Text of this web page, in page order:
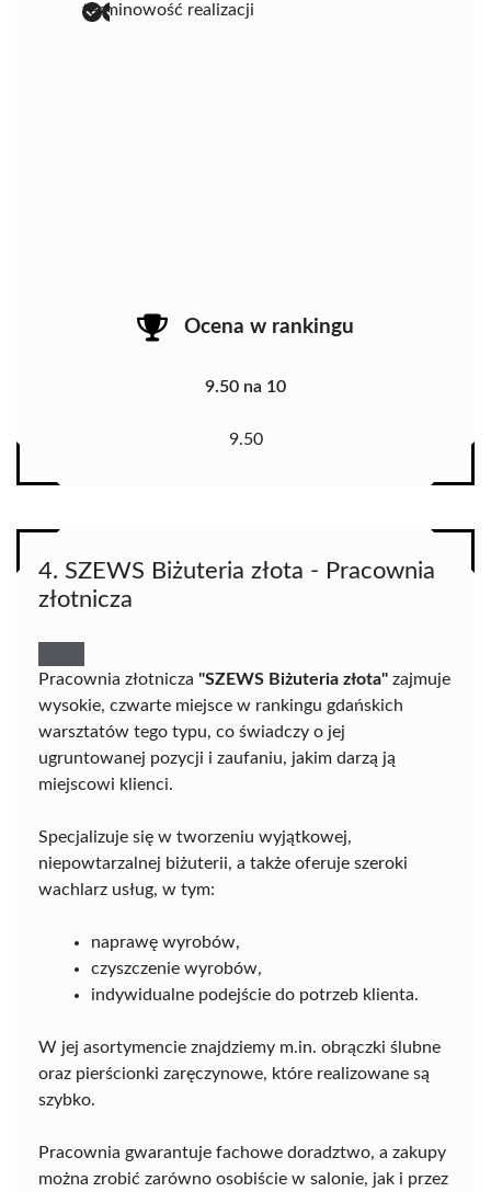
terminowość realizacji
Ocena w rankingu
9.50 na 10
9.50
4. SZEWS Biżuteria złota - Pracownia
złotnicza
Pracownia złotnicza "SZEWS Biżuteria złota" zajmuje
wysokie, czwarte miejsce w rankingu gdańskich
warsztatów tego typu, co świadczy o jej
ugruntowanej pozycji i zaufaniu, jakim darzą ją
miejscowi klienci.
Specjalizuje się w tworzeniu wyjątkowej,
niepowtarzalnej biżuterii, a także oferuje szeroki
wachlarz usług, w tym:
naprawę wyrobów,
czyszczenie wyrobów,
indywidualne podejście do potrzeb klienta.
W jej asortymencie znajdziemy m.in. obrączki ślubne
oraz pierścionki zaręczynowe, które realizowane są
szybko.
Pracownia gwarantuje fachowe doradztwo, a zakupy
można zrobić zarówno osobiście w salonie, jak i przez